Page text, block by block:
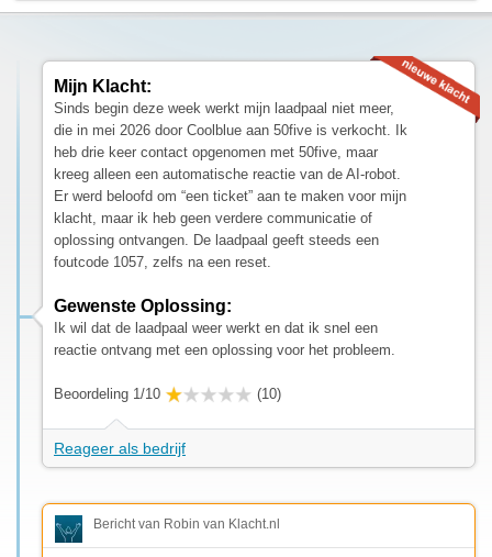
Mijn Klacht:
Sinds begin deze week werkt mijn laadpaal niet meer,
die in mei 2026 door Coolblue aan 50five is verkocht. Ik
heb drie keer contact opgenomen met 50five, maar
kreeg alleen een automatische reactie van de AI-robot.
Er werd beloofd om “een ticket” aan te maken voor mijn
klacht, maar ik heb geen verdere communicatie of
oplossing ontvangen. De laadpaal geeft steeds een
foutcode 1057, zelfs na een reset.
Gewenste Oplossing:
Ik wil dat de laadpaal weer werkt en dat ik snel een
reactie ontvang met een oplossing voor het probleem.
Beoordeling 1/10 (10)
Reageer als bedrijf
Bericht van Robin van Klacht.nl